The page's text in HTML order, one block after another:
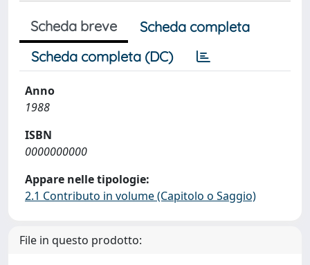
Scheda breve
Scheda completa
Scheda completa (DC)
Anno
1988
ISBN
0000000000
Appare nelle tipologie:
2.1 Contributo in volume (Capitolo o Saggio)
File in questo prodotto: